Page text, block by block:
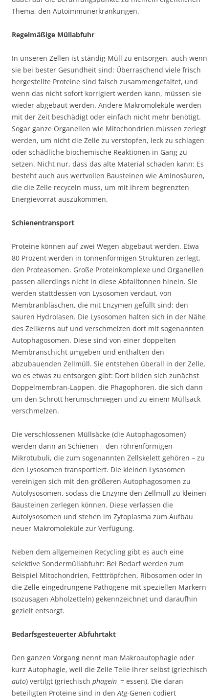
Thema, den Autoimmunerkrankungen.
Regelmäßige Müllabfuhr
In unseren Zellen ist ständig Müll zu entsorgen, auch wenn
sie bei bester Gesundheit sind: Überraschend viele frisch
hergestellte Proteine sind falsch zusammengefaltet, und
wenn das nicht sofort korrigiert werden kann, müssen sie
wieder abgebaut werden. Andere Makromoleküle werden
mit der Zeit beschädigt oder einfach nicht mehr benötigt.
Sogar ganze Organellen wie Mitochondrien müssen zerlegt
werden, um nicht die Zelle zu verstopfen, leck zu schlagen
oder schädliche biochemische Reaktionen in Gang zu
setzen. Nicht nur, dass das alte Material schaden kann: Es
besteht auch aus wertvollen Bausteinen wie Aminosäuren,
die die Zelle recyceln muss, um mit ihrem begrenzten
Energievorrat auszukommen.
Schienentransport
Proteine können auf zwei Wegen abgebaut werden. Etwa
80 Prozent werden in tonnenförmigen Strukturen zerlegt,
den Proteasomen. Große Proteinkomplexe und Organellen
passen allerdings nicht in diese Abfalltonnen hinein. Sie
werden stattdessen von Lysosomen verdaut, von
Membranbläschen, die mit Enzymen gefüllt sind: den
sauren Hydrolasen. Die Lysosomen halten sich in der Nähe
des Zellkerns auf und verschmelzen dort mit sogenannten
Autophagosomen. Diese sind von einer doppelten
Membranschicht umgeben und enthalten den
abzubauenden Zellmüll. Sie entstehen überall in der Zelle,
wo es etwas zu entsorgen gibt: Dort bilden sich zunächst
Doppelmembran-Lappen, die Phagophoren, die sich dann
um den Schrott herumschmiegen und zu einem Müllsack
verschmelzen.
Die verschlossenen Müllsäcke (die Autophagosomen)
werden dann an Schienen – den röhrenförmigen
Mikrotubuli, die zum sogenannten Zellskelett gehören – zu
den Lysosomen transportiert. Die kleinen Lysosomen
vereinigen sich mit den größeren Autophagosomen zu
Autolysosomen, sodass die Enzyme den Zellmüll zu kleinen
Bausteinen zerlegen können. Diese verlassen die
Autolysosomen und stehen im Zytoplasma zum Aufbau
neuer Makromoleküle zur Verfügung.
Neben dem allgemeinen Recycling gibt es auch eine
selektive Sondermüllabfuhr: Bei Bedarf werden zum
Beispiel Mitochondrien, Fetttröpfchen, Ribosomen oder in
die Zelle eingedrungene Pathogene mit speziellen Markern
(sozusagen Abholzetteln) gekennzeichnet und daraufhin
gezielt entsorgt.
Bedarfsgesteuerter Abfuhrtakt
Den ganzen Vorgang nennt man Makroautophagie oder
kurz Autophagie, weil die Zelle Teile ihrer selbst (griechisch
auto) vertilgt (griechisch phagein = essen). Die daran
beteiligten Proteine sind in den Atg-Genen codiert